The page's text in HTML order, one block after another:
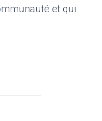
et qui